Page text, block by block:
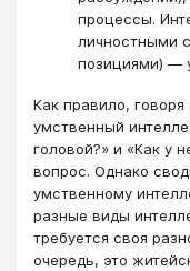
процессы.
личностными
позициями) —
Как правило,
умственный
головой?» и «Как у
вопрос. Однако
умственному
разные виды
требуется своя
очередь, это